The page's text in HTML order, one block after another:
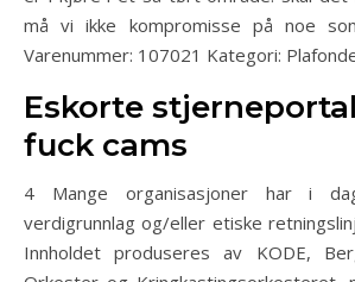
må vi ikke kompromisse på noe
Varenummer: 107021 Kategori:
Eskorte
fuck cams
4 Mange organisasjoner har i
verdigrunnlag og/eller etiske
Innholdet produseres av KODE,